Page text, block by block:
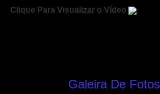
Clique Para Visualizar o Vídeo
Galeira De Fotos